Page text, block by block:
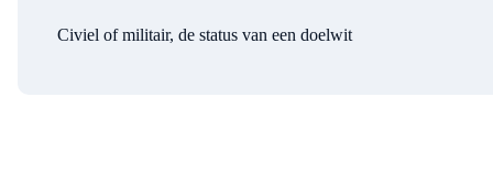
Civiel of militair, de status van een doelwit